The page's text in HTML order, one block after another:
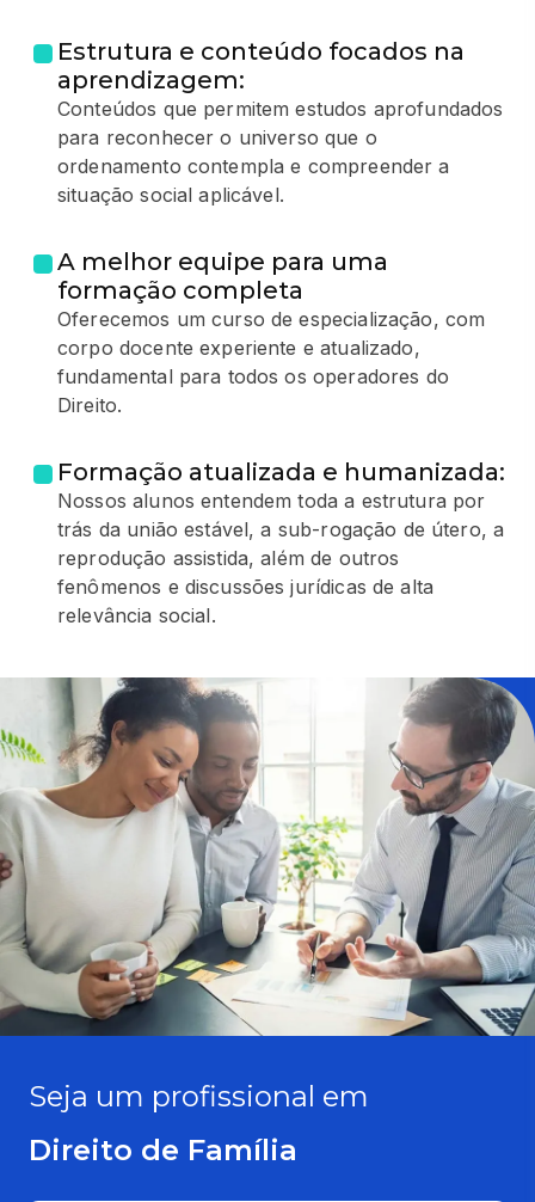
Estrutura e conteúdo focados na
aprendizagem:
Conteúdos que permitem estudos aprofundados
para reconhecer o universo que o
ordenamento contempla e compreender a
situação social aplicável.
A melhor equipe para uma
formação completa
Oferecemos um curso de especialização, com
corpo docente experiente e atualizado,
fundamental para todos os operadores do
Direito.
Formação atualizada e humanizada:
Nossos alunos entendem toda a estrutura por
trás da união estável, a sub-rogação de útero, a
reprodução assistida, além de outros
fenômenos e discussões jurídicas de alta
relevância social.
Seja um profissional em
Direito de Família